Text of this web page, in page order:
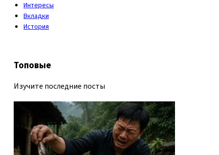
Интересы
Вкладки
История
Топовые
Изучите последние посты